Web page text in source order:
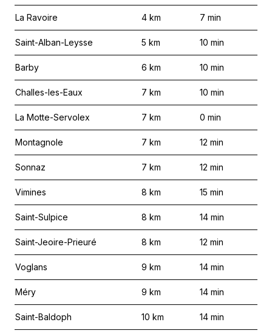
La Ravoire 4 km 7 min
Saint-Alban-Leysse 5 km 10 min
Barby 6 km 10 min
Challes-les-Eaux 7 km 10 min
La Motte-Servolex 7 km 0 min
Montagnole 7 km 12 min
Sonnaz 7 km 12 min
Vimines 8 km 15 min
Saint-Sulpice 8 km 14 min
Saint-Jeoire-Prieuré 8 km 12 min
Voglans 9 km 14 min
Méry 9 km 14 min
Saint-Baldoph 10 km 14 min